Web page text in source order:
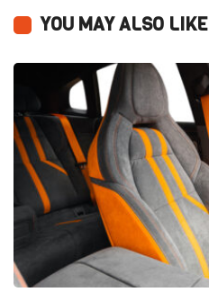
YOU MAY ALSO LIKE